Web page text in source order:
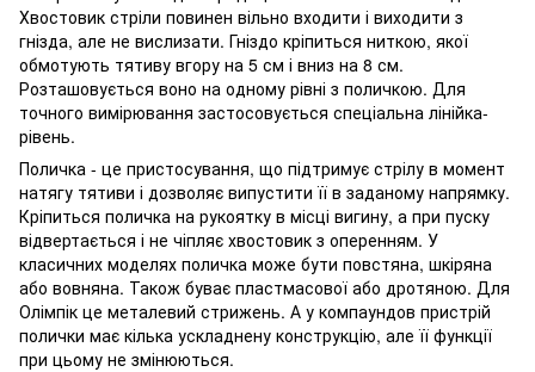
Хвостовик стріли повинен вільно входити і виходити з
гнізда, але не вислизати. Гніздо кріпиться ниткою, якої
обмотують тятиву вгору на 5 см і вниз на 8 см.
Розташовується воно на одному рівні з поличкою. Для
точного вимірювання застосовується спеціальна лінійка-
рівень.
Поличка - це пристосування, що підтримує стрілу в момент
натягу тятиви і дозволяє випустити її в заданому напрямку.
Кріпиться поличка на рукоятку в місці вигину, а при пуску
відвертається і не чіпляє хвостовик з оперенням. У
класичних моделях поличка може бути повстяна, шкіряна
або вовняна. Також буває пластмасової або дротяною. Для
Олімпік це металевий стрижень. А у компаундов пристрій
полички має кілька ускладнену конструкцію, але її функції
при цьому не змінюються.